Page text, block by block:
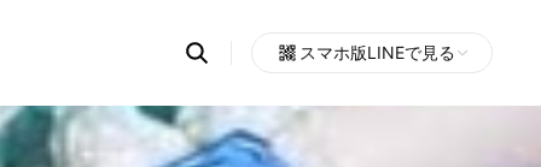
Search
OpenChats
messages
search
area
スマホ版LINEで見る